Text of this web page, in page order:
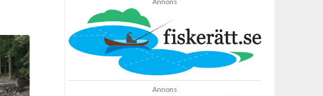
Annons